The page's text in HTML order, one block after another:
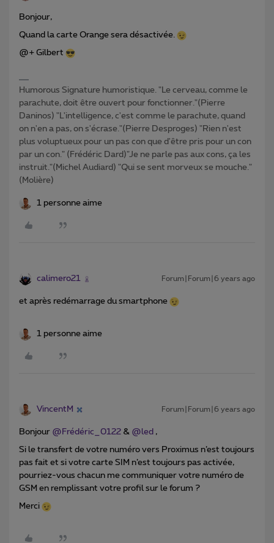
Bonjour,
Quand la carte Orange sera désactivée.
@+ Gilbert
Humorous Signature humoristique. "Le cerveau, comme le
parachute, doit être ouvert pour fonctionner."(Pierre
Daninos) "L'intelligence, c'est comme le parachute, quand
on n'en a pas, on s'écrase."(Pierre Desproges) "Rien n'est
plus voluptueux pour un pas con que d'être pris pour un con
par un con." (Frédéric Dard)"Je ne parle pas aux cons, ça les
instruit."(Michel Audiard) "Qui se sent morveux se mouche."
(Molière)
1 personne aime
calimero21 Forum|Forum|6 years ago
et après redémarrage du smartphone
1 personne aime
VincentM Forum|Forum|6 years ago
Bonjour @Frédéric_0122 & @led ,
Si le transfert de votre numéro vers Proximus n’est toujours
pas fait et si votre carte SIM n’est toujours pas activée,
pourriez-vous chacun me communiquer votre numéro de
GSM en remplissant votre profil sur le forum ?
Merci